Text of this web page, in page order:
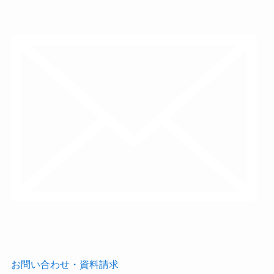
お問い合わせ・資料請求